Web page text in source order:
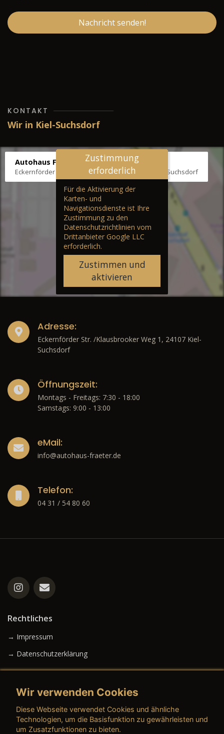
Nachricht senden!
KONTAKT
Wir in Kiel-Suchsdorf
Autohaus Fräter
Eckernförder Str. /Klausbrooker Weg 1, 24107 Kiel-Suchsdorf
Zustimmung
erforderlich
Für die Aktivierung der
Karten- und
Navigationsdienste ist Ihre
Zustimmung zu den
Datenschutzrichtlinien vom
Drittanbieter Google LLC
erforderlich.
Zustimmen und
aktivieren
Adresse:
Eckernförder Str. /Klausbrooker Weg 1, 24107 Kiel-
Suchsdorf
Öffnungszeit:
Montags - Freitags: 7:30 - 18:00
Samstags: 9:00 - 13:00
eMail:
info@autohaus-fraeter.de
Telefon:
04 31 / 54 80 60
Rechtliches
→ Impressum
→ Datenschutzerklärung
→ AGB (Gebrauchtwagen)
Wir verwenden Cookies
Diese Webseite verwendet Cookies und ähnliche
Technologien, um die Basisfunktion zu gewährleisten und
um Zusatzfunktionen zu bieten.